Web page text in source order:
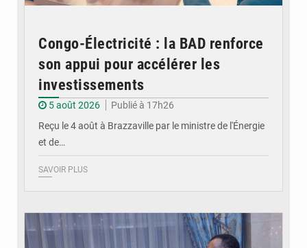
Congo-Électricité : la BAD renforce
son appui pour accélérer les
investissements
5 août 2026
Publié à 17h26
Reçu le 4 août à Brazzaville par le ministre de l'Énergie
et de…
SAVOIR PLUS